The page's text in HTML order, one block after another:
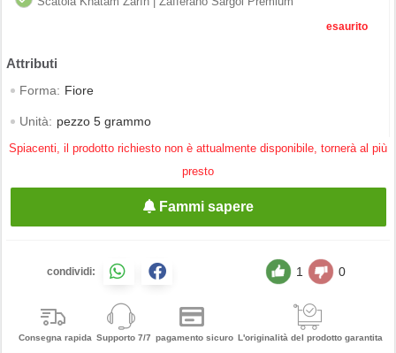
esaurito
Forma: Fiore
Unità: pezzo 5 grammo
Spiacenti, il prodotto richiesto non è attualmente disponibile, tornerà al più
presto
Fammi sapere
condividi: 1 0
Consegna rapida Supporto 7/7 pagamento sicuro L'originalità del prodotto garantita